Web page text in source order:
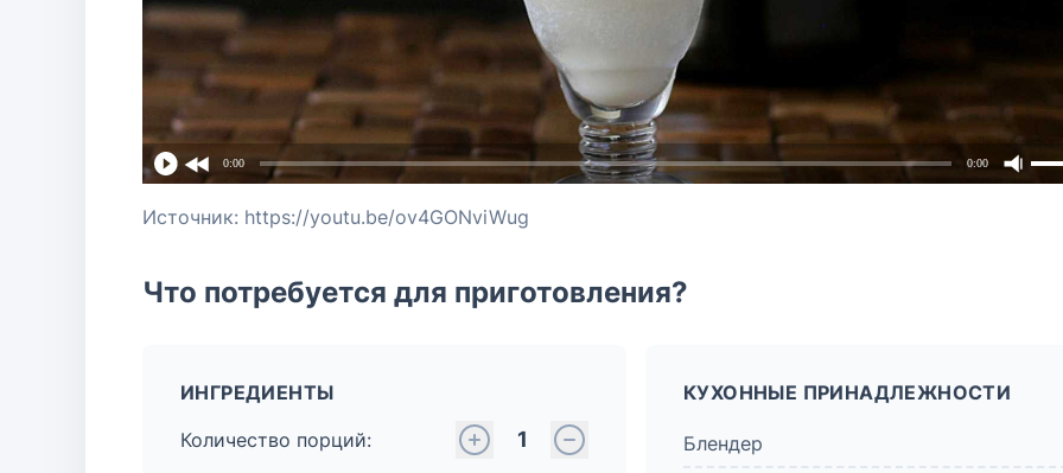
0:00 0:00
Источник: https://youtu.be/ov4GONviWug
Что потребуется для приготовления?
ИНГРЕДИЕНТЫ
Количество порций:
1
КУХОННЫЕ ПРИНАДЛЕЖНОСТИ
Блендер